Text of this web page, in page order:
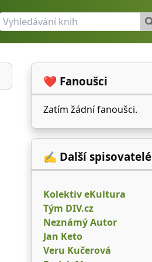
❤️ Fanoušci
Zatím žádní fanoušci.
✍ Další spisovatelé
Kolektiv eKultura
Tým DIV.cz
Neznámý Autor
Jan Keto
Veru Kučerová